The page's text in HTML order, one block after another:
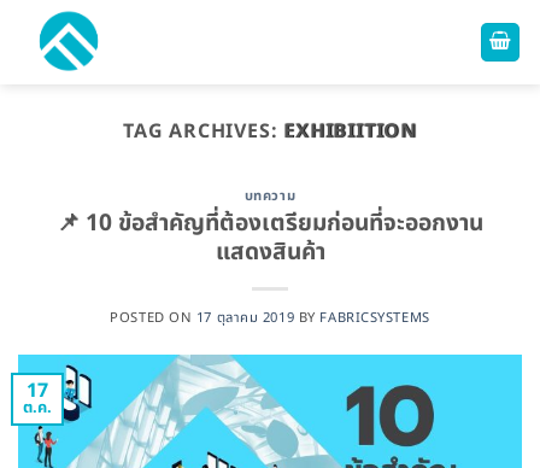
TAG ARCHIVES: EXHIBIITION
บทความ
📌 10 ข้อสำคัญที่ต้องเตรียมก่อนที่จะออกงาน
แสดงสินค้า
POSTED ON 17 ตุลาคม 2019 BY FABRICSYSTEMS
17
ต.ค.